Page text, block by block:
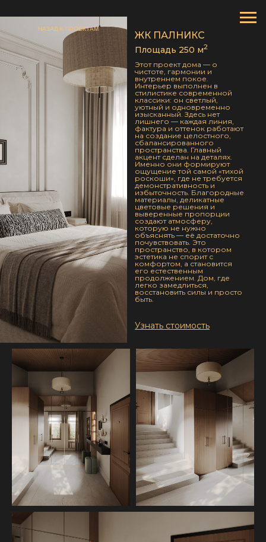
ЖК ПАЛНИКС
НАЗАД К ПРОЕКТАМ
Этот проект дома — о
чистоте, гармонии и
внутреннем покое.
Интерьер выполнен в
стилистике современной
классики: он светлый,
уютный и одновременно
изысканный. Здесь нет
лишнего — каждая линия,
фактура и оттенок работают
на создание целостного,
сбалансированного
пространства. Главный
акцент сделан на деталях.
Именно они формируют
ощущение той самой «тихой
роскоши», где не требуется
демонстративность и
избыточность. Благородные
материалы, деликатные
цветовые решения и
выверенные пропорции
создают атмосферу,
которую не нужно
объяснять — её достаточно
почувствовать. Это
пространство, в котором
эстетика не спорит с
комфортом, а становится
его естественным
продолжением. Дом, где
легко замедлиться,
восстановить силы и просто
быть.
Площадь 250 м2
Узнать стоимость